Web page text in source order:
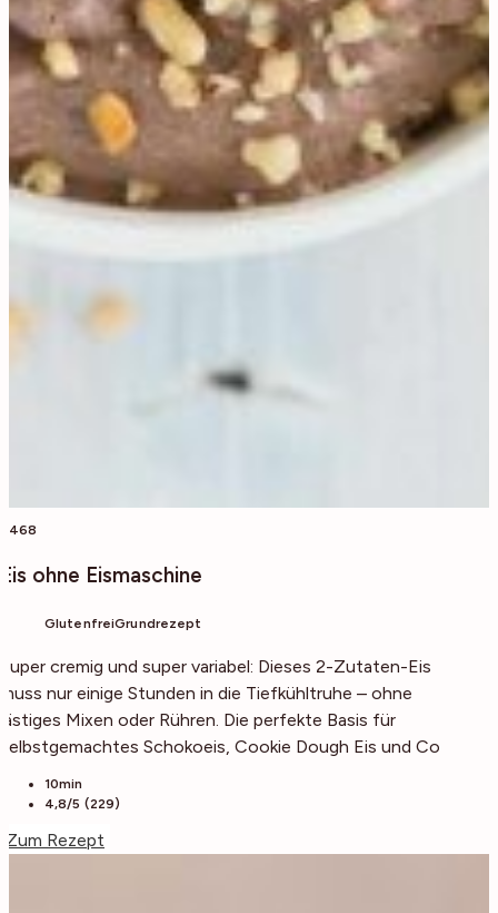
8468
Eis ohne Eismaschine
GlutenfreiGrundrezept
Super cremig und super variabel: Dieses 2-Zutaten-Eis
muss nur einige Stunden in die Tiefkühltruhe – ohne
lästiges Mixen oder Rühren. Die perfekte Basis für
selbstgemachtes Schokoeis, Cookie Dough Eis und Co
10min
4,8/5 (229)
Zum Rezept